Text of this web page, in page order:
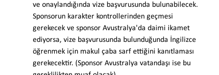
ve onaylandığında vize başvurusunda bulunabilecek.
Sponsorun karakter kontrollerinden geçmesi
gerekecek ve sponsor Avustralya'da daimi ikamet
ediyorsa, vize başvurusunda bulunduğunda İngilizce
öğrenmek için makul çaba sarf ettiğini kanıtlaması
gerekecektir. (Sponsor Avustralya vatandaşı ise bu